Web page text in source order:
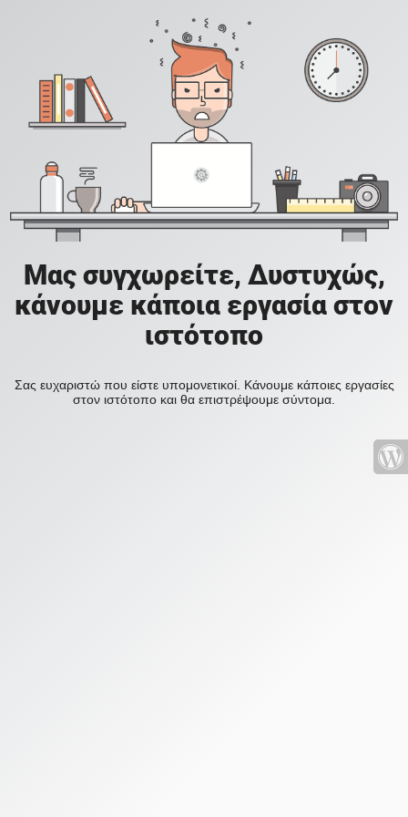
Μας συγχωρείτε, Δυστυχώς,
κάνουμε κάποια εργασία στον
ιστότοπο
Σας ευχαριστώ που είστε υπομονετικοί. Κάνουμε κάποιες εργασίες
στον ιστότοπο και θα επιστρέψουμε σύντομα.